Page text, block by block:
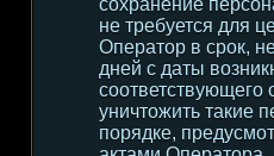
сохранение
не требуется для
Оператор в срок,
дней с даты
соответствующего
уничтожить такие
порядке,